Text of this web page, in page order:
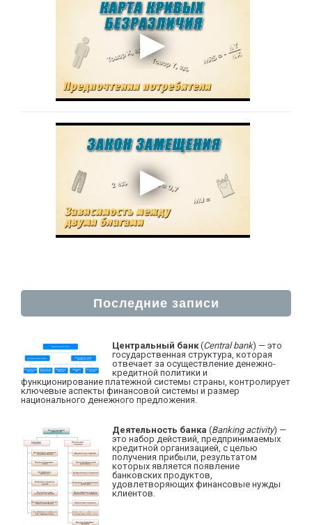
Последние записи
Центральный банк(Central bank) — это
государственная структура, которая
отвечает за осуществление денежно-
кредитной политики и
функционирование платежной системы страны, контролирует
ключевые аспекты финансовой системы и размер
национального денежного предложения.
Деятельность банка (Banking activity) —
это набор действий, предпринимаемых
кредитной организацией, с целью
получения прибыли, результатом
которых является появление
банковских продуктов,
удовлетворяющих финансовые нужды
клиентов.